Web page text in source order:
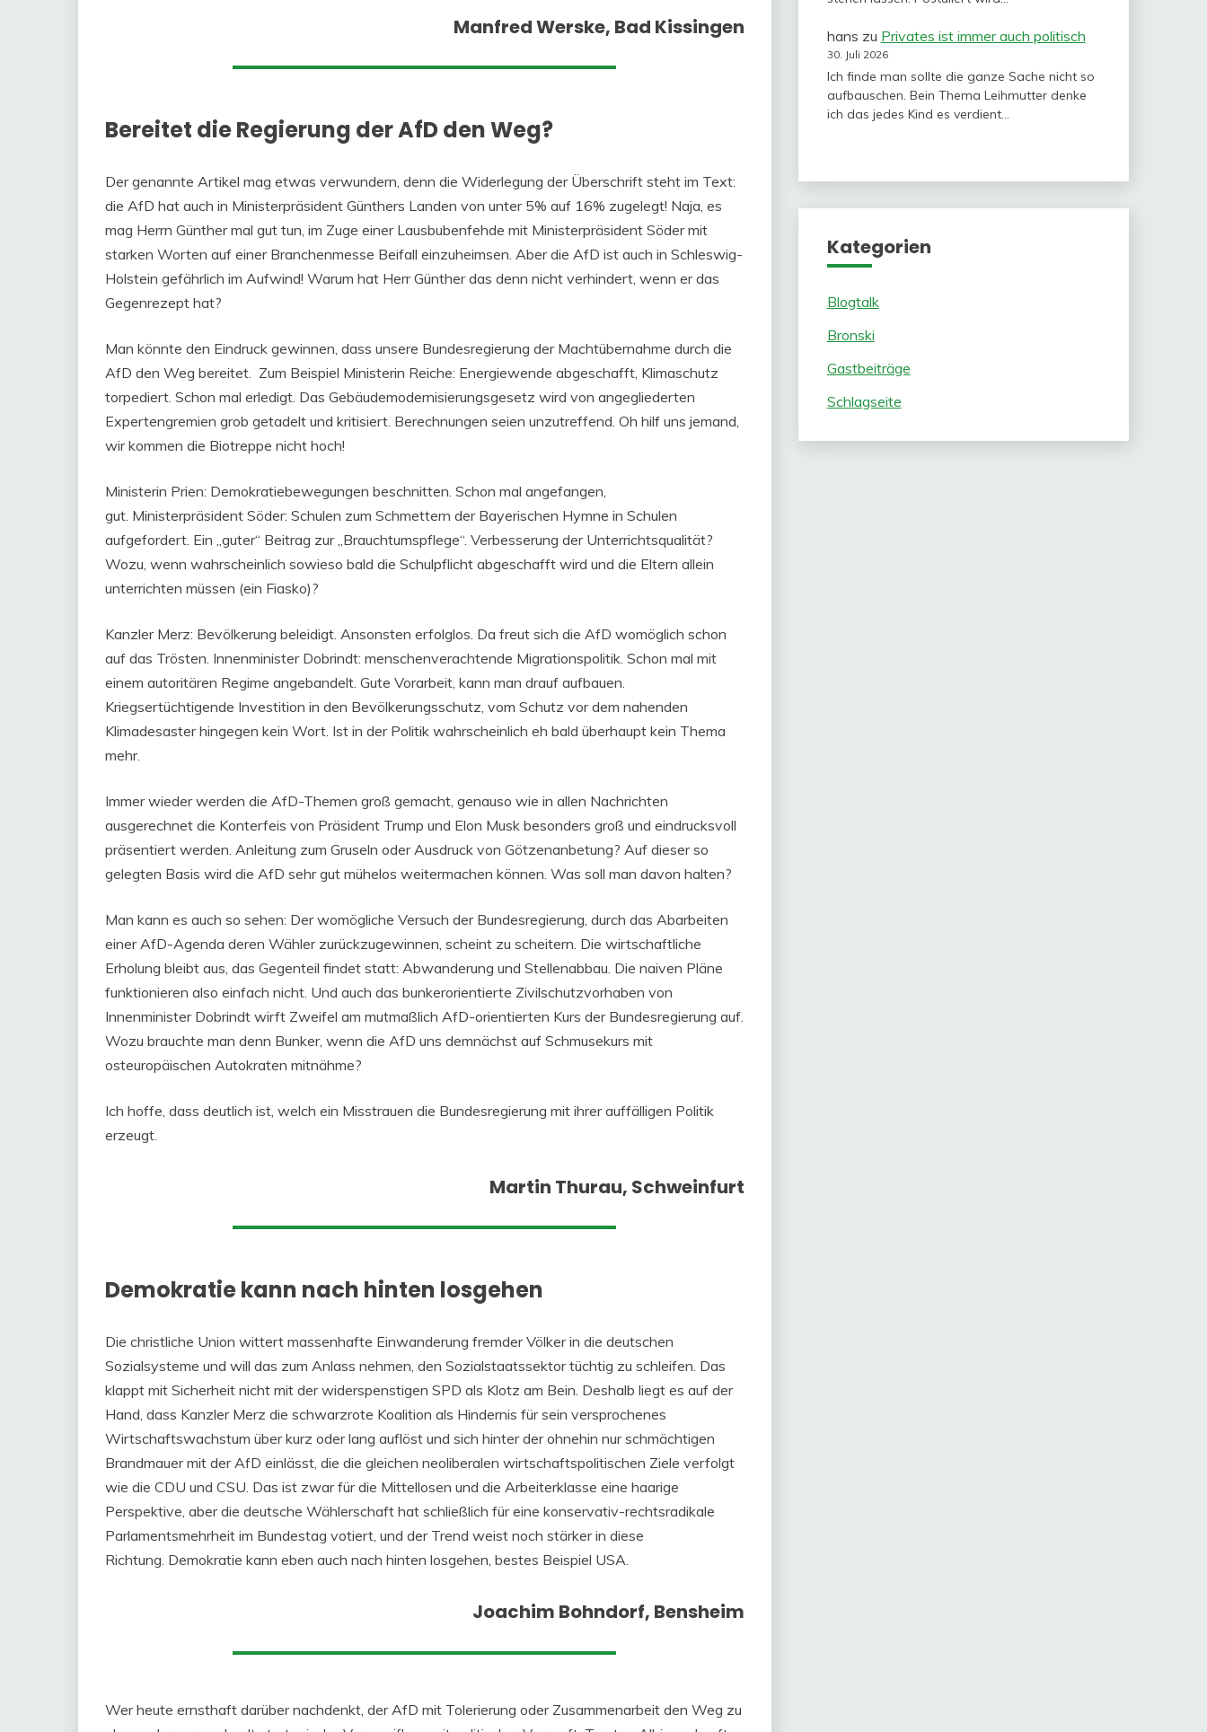
Manfred Werske, Bad Kissingen
Bereitet die Regierung der AfD den Weg?
Der genannte Artikel mag etwas verwundern, denn die Widerlegung der Überschrift steht im Text:
die AfD hat auch in Ministerpräsident Günthers Landen von unter 5% auf 16% zugelegt! Naja, es
mag Herrn Günther mal gut tun, im Zuge einer Lausbubenfehde mit Ministerpräsident Söder mit
starken Worten auf einer Branchenmesse Beifall einzuheimsen. Aber die AfD ist auch in Schleswig-
Holstein gefährlich im Aufwind! Warum hat Herr Günther das denn nicht verhindert, wenn er das
Gegenrezept hat?
Man könnte den Eindruck gewinnen, dass unsere Bundesregierung der Machtübernahme durch die
AfD den Weg bereitet. Zum Beispiel Ministerin Reiche: Energiewende abgeschafft, Klimaschutz
torpediert. Schon mal erledigt. Das Gebäudemodernisierungsgesetz wird von angegliederten
Expertengremien grob getadelt und kritisiert. Berechnungen seien unzutreffend. Oh hilf uns jemand,
wir kommen die Biotreppe nicht hoch!
Ministerin Prien: Demokratiebewegungen beschnitten. Schon mal angefangen,
gut. Ministerpräsident Söder: Schulen zum Schmettern der Bayerischen Hymne in Schulen
aufgefordert. Ein „guter“ Beitrag zur „Brauchtumspflege“. Verbesserung der Unterrichtsqualität?
Wozu, wenn wahrscheinlich sowieso bald die Schulpflicht abgeschafft wird und die Eltern allein
unterrichten müssen (ein Fiasko)?
Kanzler Merz: Bevölkerung beleidigt. Ansonsten erfolglos. Da freut sich die AfD womöglich schon
auf das Trösten. Innenminister Dobrindt: menschenverachtende Migrationspolitik. Schon mal mit
einem autoritären Regime angebandelt. Gute Vorarbeit, kann man drauf aufbauen.
Kriegsertüchtigende Investition in den Bevölkerungsschutz, vom Schutz vor dem nahenden
Klimadesaster hingegen kein Wort. Ist in der Politik wahrscheinlich eh bald überhaupt kein Thema
mehr.
Immer wieder werden die AfD-Themen groß gemacht, genauso wie in allen Nachrichten
ausgerechnet die Konterfeis von Präsident Trump und Elon Musk besonders groß und eindrucksvoll
präsentiert werden. Anleitung zum Gruseln oder Ausdruck von Götzenanbetung? Auf dieser so
gelegten Basis wird die AfD sehr gut mühelos weitermachen können. Was soll man davon halten?
Man kann es auch so sehen: Der womögliche Versuch der Bundesregierung, durch das Abarbeiten
einer AfD-Agenda deren Wähler zurückzugewinnen, scheint zu scheitern. Die wirtschaftliche
Erholung bleibt aus, das Gegenteil findet statt: Abwanderung und Stellenabbau. Die naiven Pläne
funktionieren also einfach nicht. Und auch das bunkerorientierte Zivilschutzvorhaben von
Innenminister Dobrindt wirft Zweifel am mutmaßlich AfD-orientierten Kurs der Bundesregierung auf.
Wozu brauchte man denn Bunker, wenn die AfD uns demnächst auf Schmusekurs mit
osteuropäischen Autokraten mitnähme?
Ich hoffe, dass deutlich ist, welch ein Misstrauen die Bundesregierung mit ihrer auffälligen Politik
erzeugt.
Martin Thurau, Schweinfurt
Demokratie kann nach hinten losgehen
Die christliche Union wittert massenhafte Einwanderung fremder Völker in die deutschen
Sozialsysteme und will das zum Anlass nehmen, den Sozialstaatssektor tüchtig zu schleifen. Das
klappt mit Sicherheit nicht mit der widerspenstigen SPD als Klotz am Bein. Deshalb liegt es auf der
Hand, dass Kanzler Merz die schwarzrote Koalition als Hindernis für sein versprochenes
Wirtschaftswachstum über kurz oder lang auflöst und sich hinter der ohnehin nur schmächtigen
Brandmauer mit der AfD einlässt, die die gleichen neoliberalen wirtschaftspolitischen Ziele verfolgt
wie die CDU und CSU. Das ist zwar für die Mittellosen und die Arbeiterklasse eine haarige
Perspektive, aber die deutsche Wählerschaft hat schließlich für eine konservativ-rechtsradikale
Parlamentsmehrheit im Bundestag votiert, und der Trend weist noch stärker in diese
Richtung. Demokratie kann eben auch nach hinten losgehen, bestes Beispiel USA.
Joachim Bohndorf, Bensheim
Wer heute ernsthaft darüber nachdenkt, der AfD mit Tolerierung oder Zusammenarbeit den Weg zu
hans zu Privates ist immer auch politisch
30. Juli 2026
Ich finde man sollte die ganze Sache nicht so
aufbauschen. Bein Thema Leihmutter denke
ich das jedes Kind es verdient…
Kategorien
Blogtalk
Bronski
Gastbeiträge
Schlagseite